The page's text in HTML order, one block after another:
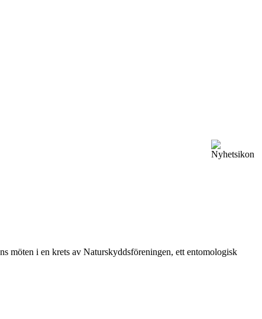
möten i en krets av Naturskyddsföreningen, ett entomologisk